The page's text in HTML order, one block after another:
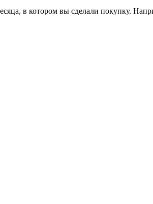
в котором вы сделали покупку.